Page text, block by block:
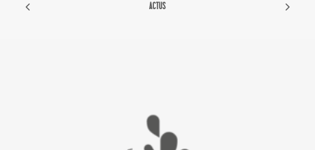
ACTUS